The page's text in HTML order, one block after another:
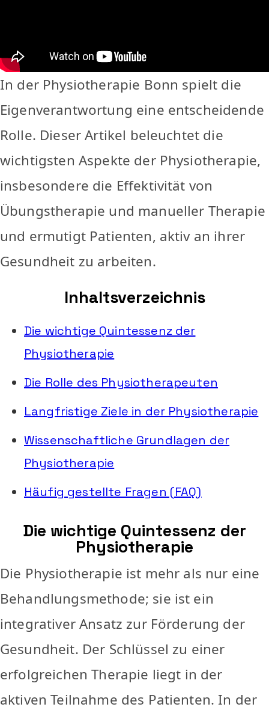
In der Physiotherapie Bonn spielt die
Eigenverantwortung eine entscheidende
Rolle. Dieser Artikel beleuchtet die
wichtigsten Aspekte der Physiotherapie,
insbesondere die Effektivität von
Übungstherapie und manueller Therapie
und ermutigt Patienten, aktiv an ihrer
Gesundheit zu arbeiten.
Inhaltsverzeichnis
Die wichtige Quintessenz der
Physiotherapie
Die Rolle des Physiotherapeuten
Langfristige Ziele in der Physiotherapie
Wissenschaftliche Grundlagen der
Physiotherapie
Häufig gestellte Fragen (FAQ)
Die wichtige Quintessenz der
Physiotherapie
Die Physiotherapie ist mehr als nur eine
Behandlungsmethode; sie ist ein
integrativer Ansatz zur Förderung der
Gesundheit. Der Schlüssel zu einer
erfolgreichen Therapie liegt in der
aktiven Teilnahme des Patienten. In der